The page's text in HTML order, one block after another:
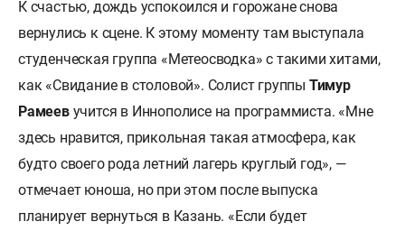
К счастью, дождь успокоился и горожане снова
вернулись к сцене. К этому моменту там выступала
студенческая группа «Метеосводка» с такими хитами,
как «Свидание в столовой». Солист группы Тимур
Рамеевучится в Иннополисе на программиста. «Мне
здесь нравится, прикольная такая атмосфера, как
будто своего рода летний лагерь круглый год», —
отмечает юноша, но при этом после выпуска
планирует вернуться в Казань. «Если будет